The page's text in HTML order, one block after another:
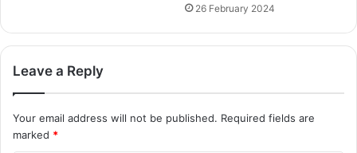
26 February 2024
Leave a Reply
Your email address will not be published. Required fields are
marked *